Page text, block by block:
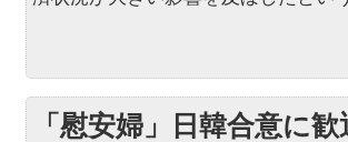
「慰安婦」日韓合意に